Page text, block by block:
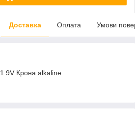
Доставка Оплата Умови
9V Крона alkaline